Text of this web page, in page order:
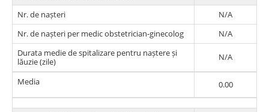
Nr. de nașteri
N/A
Nr. de nașteri per medic obstetrician-ginecolog
N/A
Durata medie de spitalizare pentru naștere și
lăuzie (zile)
N/A
Media 0.00